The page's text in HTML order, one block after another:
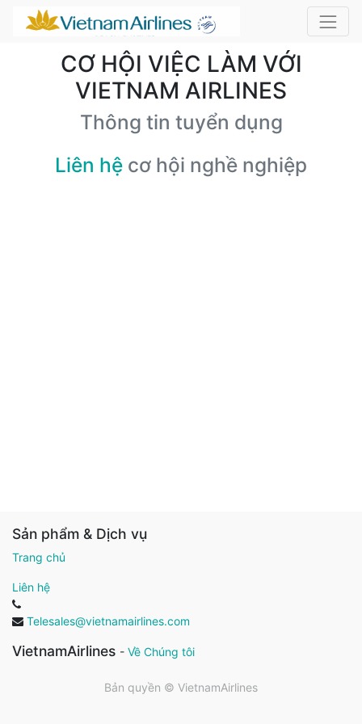
CƠ HỘI VIỆC LÀM VỚI
VIETNAM AIRLINES
Thông tin tuyển dụng
Liên hệ cơ hội nghề nghiệp
Sản phẩm & Dịch vụ
Trang chủ
Liên hệ
Telesales@vietnamairlines.com
VietnamAirlines - Về Chúng tôi
Bản quyền © VietnamAirlines